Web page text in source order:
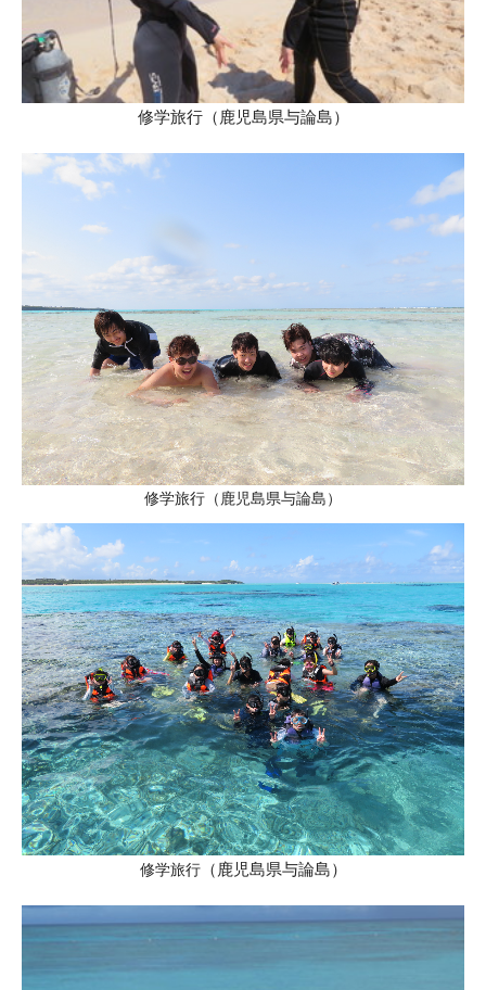
修学旅行（鹿児島県与論島）
修学旅行（鹿児島県与論島）
修学旅行（鹿児島県与論島）